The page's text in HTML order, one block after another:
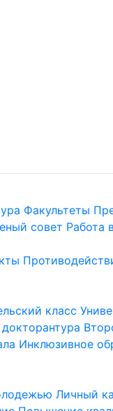
Факультеты
совет Работа
класс
Инклюзивное
Личный